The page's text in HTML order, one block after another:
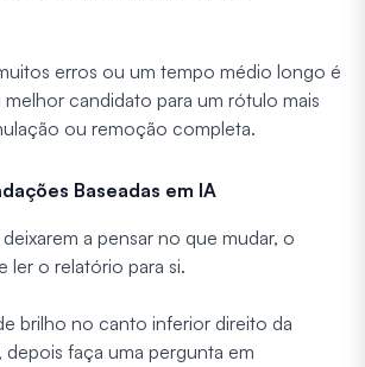
erros ou um tempo médio longo é
candidato para um rótulo mais
ou remoção completa.
Baseadas em IA
a pensar no que mudar, o
ler o relatório para si.
brilho no canto inferior direito da
depois faça uma pergunta em